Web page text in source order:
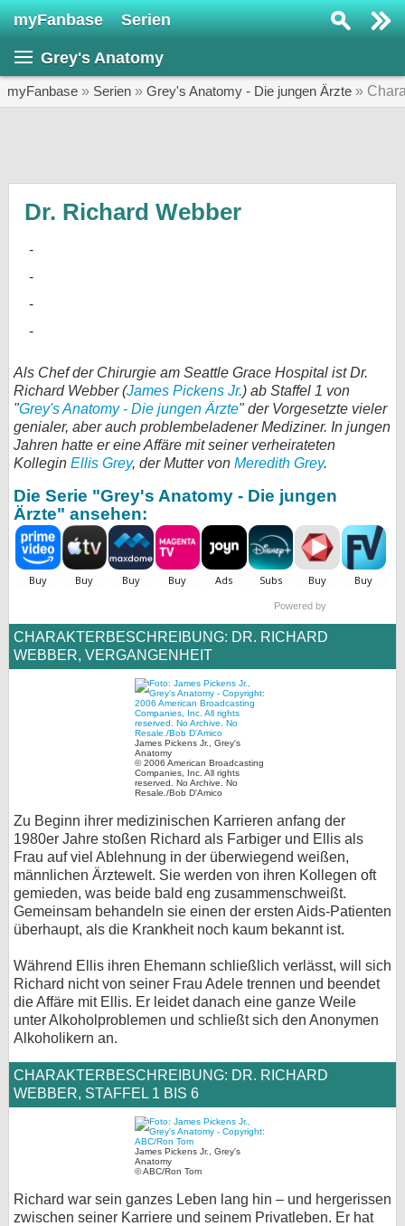
myFanbase Serien
Grey's Anatomy
myFanbase » Serien » Grey's Anatomy - Die jungen Ärzte »
Dr. Richard Webber
Als Chef der Chirurgie am Seattle Grace Hospital ist Dr.
Richard Webber (James Pickens Jr.) ab Staffel 1 von
"Grey's Anatomy - Die jungen Ärzte" der Vorgesetzte vieler
genialer, aber auch problembeladener Mediziner. In jungen
Jahren hatte er eine Affäre mit seiner verheirateten
Kollegin Ellis Grey, der Mutter von Meredith Grey.
Die Serie "Grey's Anatomy - Die jungen
Ärzte" ansehen:
Powered by
CHARAKTERBESCHREIBUNG: DR. RICHARD
WEBBER, VERGANGENHEIT
James Pickens Jr., Grey's
Anatomy
© 2006 American Broadcasting
Companies, Inc. All rights
reserved. No Archive. No
Resale./Bob D'Amico
Zu Beginn ihrer medizinischen Karrieren anfang der
1980er Jahre stoßen Richard als Farbiger und Ellis als
Frau auf viel Ablehnung in der überwiegend weißen,
männlichen Ärztewelt. Sie werden von ihren Kollegen oft
gemieden, was beide bald eng zusammenschweißt.
Gemeinsam behandeln sie einen der ersten Aids-Patienten
überhaupt, als die Krankheit noch kaum bekannt ist.
Während Ellis ihren Ehemann schließlich verlässt, will sich
Richard nicht von seiner Frau Adele trennen und beendet
die Affäre mit Ellis. Er leidet danach eine ganze Weile
unter Alkoholproblemen und schließt sich den Anonymen
Alkoholikern an.
CHARAKTERBESCHREIBUNG: DR. RICHARD
WEBBER, STAFFEL 1 BIS 6
James Pickens Jr., Grey's
Anatomy
© ABC/Ron Tom
Richard war sein ganzes Leben lang hin – und hergerissen
zwischen seiner Karriere und seinem Privatleben. Er hat
SERIEN
Forum
bei X
bei Facebook
Kontakt
Nutzungsbedingungen
Cookie-Einstellungen
Impressum
Desktop-Ansicht
myFanbase